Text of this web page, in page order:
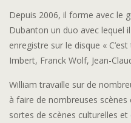
Depuis 2006, il forme avec le
Dubanton un duo avec lequel
enregistre sur le disque «
Imbert, Franck Wolf, Jean-
William travaille sur de
à faire de nombreuses
sortes de scènes culturelles